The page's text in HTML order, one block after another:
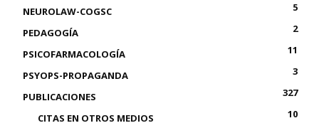
NEUROLAW-COGSC
5
PEDAGOGÍA
2
PSICOFARMACOLOGÍA
11
PSYOPS-PROPAGANDA
3
PUBLICACIONES
327
CITAS EN OTROS MEDIOS
10